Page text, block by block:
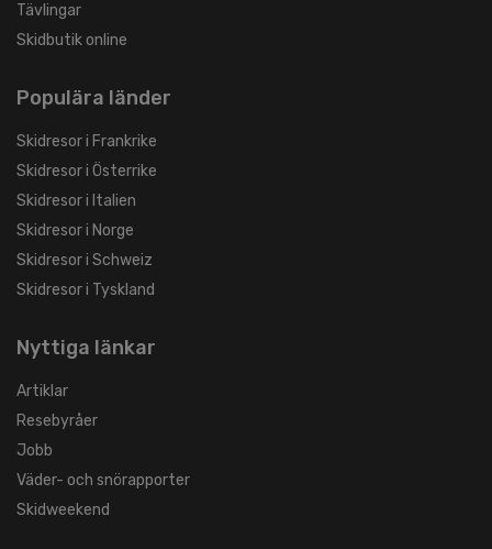
Tävlingar
Skidbutik online
Populära länder
Skidresor i Frankrike
Skidresor i Österrike
Skidresor i Italien
Skidresor i Norge
Skidresor i Schweiz
Skidresor i Tyskland
Nyttiga länkar
Artiklar
Resebyråer
Jobb
Väder- och snörapporter
Skidweekend